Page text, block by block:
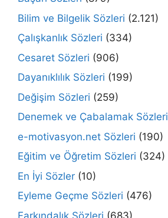
Bilim ve Bilgelik Sözleri (2.121)
Çalışkanlık Sözleri (334)
Cesaret Sözleri (906)
Dayanıklılık Sözleri (199)
Değişim Sözleri (259)
Denemek ve Çabalamak Sözleri
e-motivasyon.net Sözleri (190)
Eğitim ve Öğretim Sözleri (324)
En İyi Sözler (10)
Eyleme Geçme Sözleri (476)
Farkındalık Sözleri (683)